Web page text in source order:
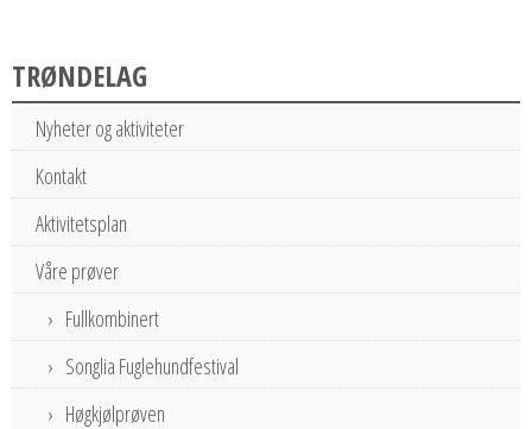
TRØNDELAG
Nyheter og aktiviteter
Kontakt
Aktivitetsplan
Våre prøver
Fullkombinert
Songlia Fuglehundfestival
Høgkjølprøven